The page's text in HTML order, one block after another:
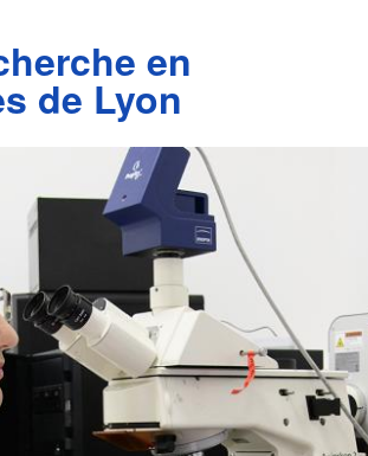
en
de Lyon